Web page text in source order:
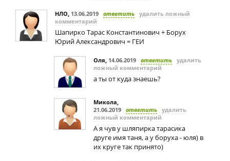
НЛО, 13.06.2019 ответить удалить ложный
комментарий
Шапирко Тарас Константинович + Борух
Юрий Александрович = ГЕИ
Оля, 14.06.2019 ответить удалить
ложный комментарий
а ты от куда знаешь?
Микола,
21.06.2019 ответить удалить
ложный комментарий
А я чув у шляпирка тарасика
друге имя таня, а у боруха - юля) в
их круге так принято)